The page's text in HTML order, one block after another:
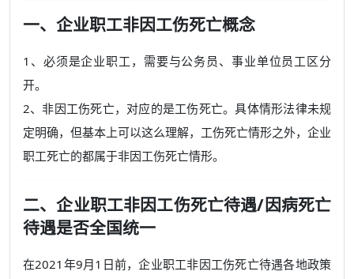
一、企业职工非因工伤死亡概念
1、必须是企业职工，需要与公务员、事业单位员工区分
开。
2、非因工伤死亡，对应的是工伤死亡。具体情形法律未规
定明确，但基本上可以这么理解，工伤死亡情形之外，企业
职工死亡的都属于非因工伤死亡情形。
二、企业职工非因工伤死亡待遇/因病死亡
待遇是否全国统一
在2021年9月1日前，企业职工非因工伤死亡待遇各地政策